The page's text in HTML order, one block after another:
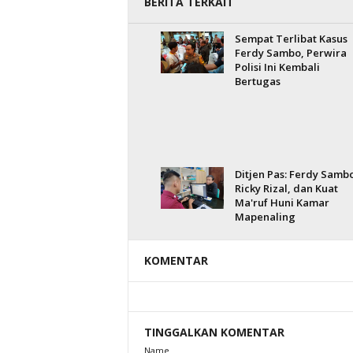
Sempat Terlibat Kasus
Ferdy Sambo, Perwira
Polisi Ini Kembali
Bertugas
Ditjen Pas: Ferdy
Ricky Rizal, dan Kuat
Ma'ruf Huni Kamar
Mapenaling
KOMENTAR
TINGGALKAN KOMENTAR
Name